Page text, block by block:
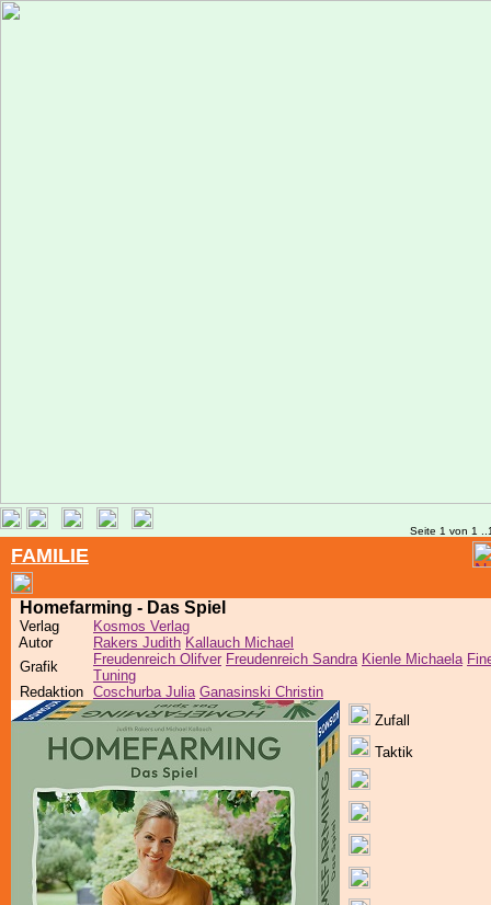
Seite 1 von 1
FAMILIE
Homefarming - Das Spiel
Verlag
Kosmos Verlag
Autor
Rakers Judith Kallauch Michael
Grafik
Freudenreich Olifver Freudenreich Sandra Kienle Michaela
Tuning
Redaktion Coschurba Julia Ganasinski Christin
Zufall
Taktik